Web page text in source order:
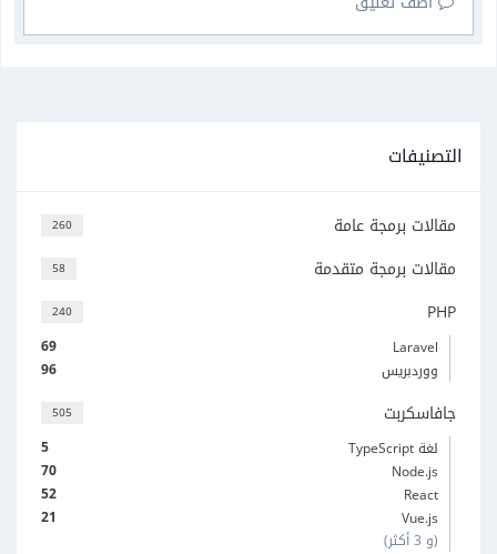
التصنيفات
260 مقالات برمجة عامة
58 مقالات برمجة متقدمة
240 PHP
69
Laravel
96
ووردبريس
505 جافاسكربت
5
لغة TypeScript
70
Node.js
52
React
21
Vue.js
(و 3 أكثر)